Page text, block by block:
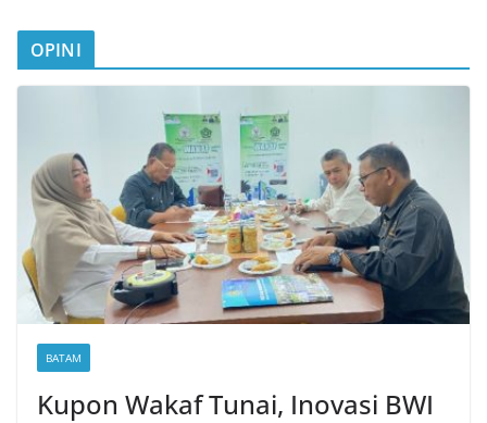
OPINI
BATAM
Kupon Wakaf Tunai, Inovasi BWI